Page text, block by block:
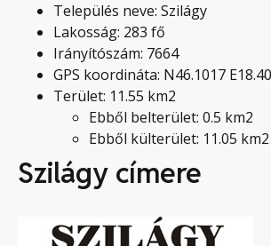
Település neve: Szilágy
Lakosság: 283 fő
Irányítószám: 7664
GPS koordináta: N46.1017
Terület: 11.55 km2
Ebből belterület: 0.5 km2
Ebből külterület: 11.05 km2
Szilágy címere